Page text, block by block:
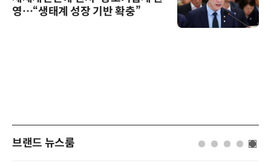
영…“생태계 성장 기반 확충”
브랜드 뉴스룸